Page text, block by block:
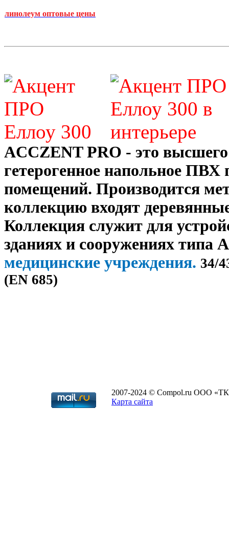
линолеум оптовые цены
ACCZENT PRO - это
гетерогенное напольное
помещений. Производится
коллекцию входят
Коллекция служит для
зданиях и сооружениях типа
медицинские учреждения. 34/
(EN 685)
2007-2024 © Compol.ru ООО «ТК
Карта сайта